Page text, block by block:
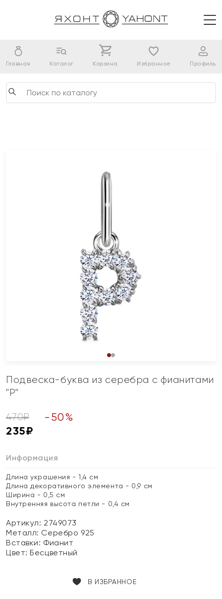
Главная Каталог Корзина Избранное Профиль
Подвеска-буква из серебра с фианитами
"Р"
470₽ - 50%
235₽
Информация
Длина украшения - 1,4 см
Длина декоративного элемента - 0,9 см
Ширина - 0,5 см
Внутренняя высота петли - 0,4 см
Артикул: 2749073
Металл: Серебро 925
Вставки: Фианит
Цвет:Бесцветный
В ИЗБРАННОЕ